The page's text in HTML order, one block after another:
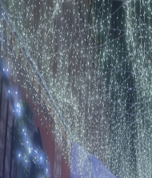
ドレス
プラン
施設紹介